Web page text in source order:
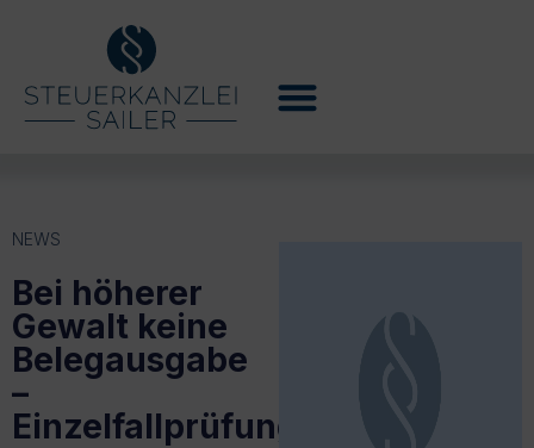
NEWS
Bei höherer
Gewalt keine
Belegausgabe
–
Einzelfallprüfung